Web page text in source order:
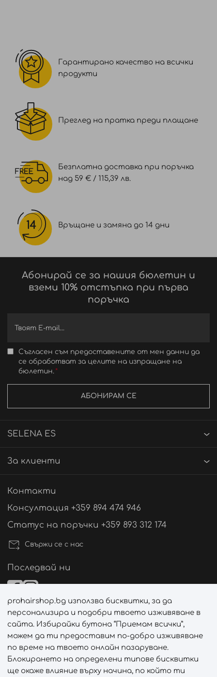
Гарантирано качество на всички
продукти
Преглед на пратка преди плащане
Безплатна доставка при поръчка
над 59 € / 115,39 лв.
Връщане и замяна до 14 дни
Абонирай се за нашия бюлетин и
вземи 10% отстъпка при първа
поръчка
Съгласен съм предоставените от мен данни да
се обработват за целите на изпращане на
бюлетин.
АБОНИРАМ СЕ
SELENA ES
За клиенти
Контакти
Консултация +359 894 474 946
Статус на поръчки +359 893 312 174
Свържи се с нас
Последвай ни
Начини на плащане
Начини на доставка
prohairshop.bg използва бисквитки, за да
персонализира и подобри твоето изживяване в
сайта. Избирайки бутона “Приемам всички”,
можем да ти предоставим по-добро изживяване
по време на твоето онлайн пазаруване.
Блокирането на определени типове бисквитки
ще окаже влияние върху начина, по който ти